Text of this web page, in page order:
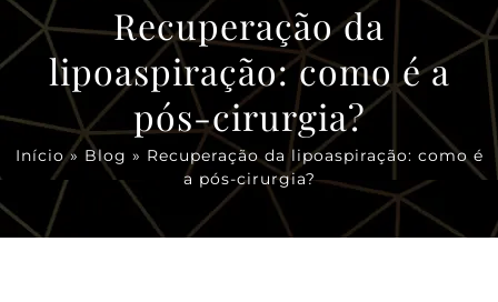
Recuperação da
lipoaspiração: como é a
pós-cirurgia?
Início» Blog » Recuperação da lipoaspiração: como é
a pós-cirurgia?